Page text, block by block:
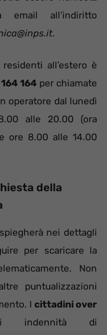
email all’indiritto
.
all’estero è
164 per chiamate
operatore dal lunedì
alle 20.00 (ora
ore 8.00 alle 14.00
della
nei dettagli
per scaricare la
Non
puntualizzazioni
I cittadini over
indennità di